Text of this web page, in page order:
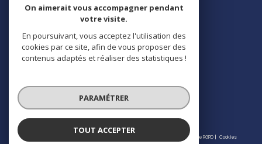
Nous
© 2026 | Tous droits réservés | Traduction powered by Google |
Politique RGPD Cookies
On aimerait vous accompagner pendant
votre visite.
En poursuivant, vous acceptez l'utilisation des
cookies par ce site, afin de vous proposer des
contenus adaptés et réaliser des statistiques !
PARAMÉTRER
TOUT ACCEPTER